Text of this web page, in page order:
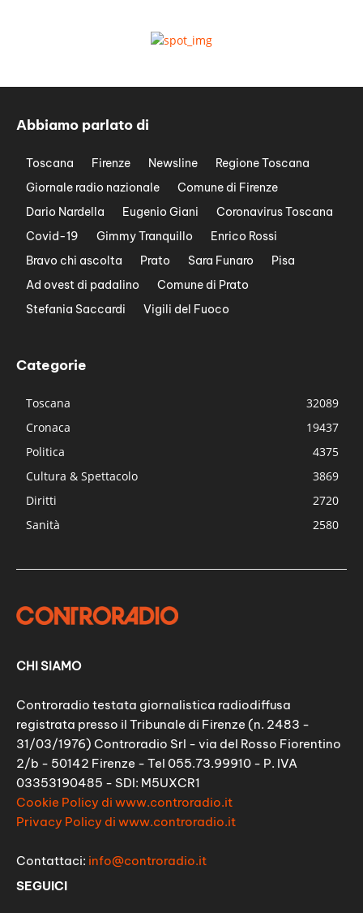
Abbiamo parlato di
Toscana Firenze Newsline
Regione Toscana
Giornale radio nazionale
Comune di Firenze
Dario Nardella
Eugenio Giani
Coronavirus Toscana
Covid-19
Gimmy Tranquillo
Enrico Rossi
Bravo chi ascolta
Prato Sara Funaro
Pisa
Ad ovest di padalino
Comune di Prato
Stefania Saccardi
Vigili del Fuoco
Categorie
Toscana
32089
Cronaca
19437
Politica
4375
Cultura & Spettacolo
3869
Diritti
2720
Sanità
2580
CHI SIAMO
Controradio testata giornalistica radiodiffusa
registrata presso il Tribunale di Firenze (n. 2483 -
31/03/1976) Controradio Srl - via del Rosso Fiorentino
2/b - 50142 Firenze - Tel 055.73.99910 - P. IVA
03353190485 - SDI: M5UXCR1
Cookie Policy di www.controradio.it
Privacy Policy di www.controradio.it
Contattaci: info@controradio.it
SEGUICI